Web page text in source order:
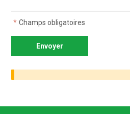
* Champs obligatoires